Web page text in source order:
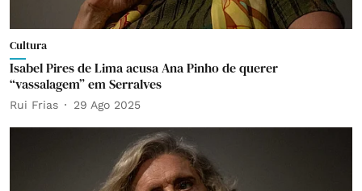
Cultura
Isabel Pires de Lima acusa Ana Pinho de querer
“vassalagem” em Serralves
Rui Frias 29 Ago 2025